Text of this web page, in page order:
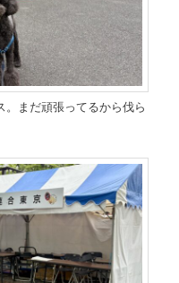
まだ頑張ってるから伐ら